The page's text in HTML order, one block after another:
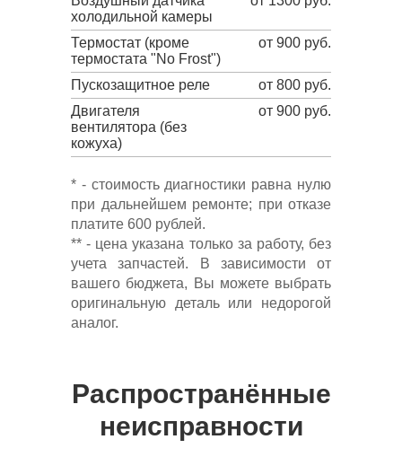
холодильной камеры
Термостат (кроме
термостата "No Frost")
от 900 руб.
Пускозащитное реле
от 800 руб.
Двигателя
вентилятора (без
кожуха)
от 900 руб.
* - стоимость диагностики равна нулю
при дальнейшем ремонте; при отказе
платите 600 рублей.
** - цена указана только за работу, без
учета запчастей. В зависимости от
вашего бюджета, Вы можете выбрать
оригинальную деталь или недорогой
аналог.
Распространённые
неисправности